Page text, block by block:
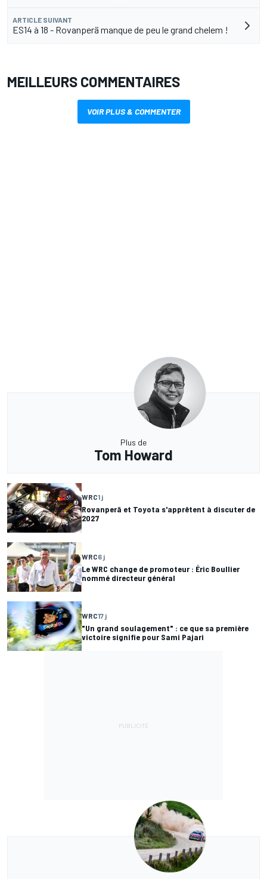
ARTICLE SUIVANT
ES14 à 18 - Rovanperä manque de peu le grand chelem !
MEILLEURS COMMENTAIRES
VOIR PLUS & COMMENTER
Plus de
Tom Howard
WRC1 j
Rovanperä et Toyota s'apprêtent à discuter de
2027
WRC6 j
Le WRC change de promoteur : Éric Boullier
nommé directeur général
WRC17 j
"Un grand soulagement" : ce que sa première
victoire signifie pour Sami Pajari